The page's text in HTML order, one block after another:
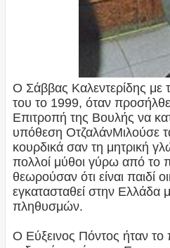
Ο Σάββας Καλεντερίδης με
του το 1999, όταν
Επιτροπή της Βουλής να
υπόθεση ΟτζαλάνΜιλούσε
κουρδικά σαν τη μητρική
πολλοί μύθοι γύρω από
θεωρούσαν ότι είναι παιδί
εγκατασταθεί στην Ελλάδα
πληθυσμών.
Ο Εύξεινος Πόντος ήταν το